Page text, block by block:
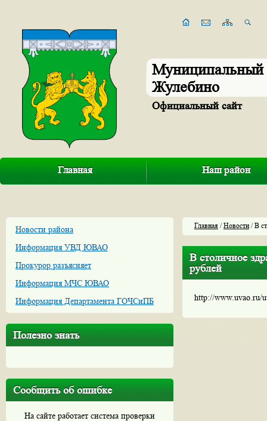
Муниципальный
Жулебино
Официальный сайт
Главная Наш район
Новости района
Информация УВД ЮВАО
Прокурор разъясняет
Информация МЧС ЮВАО
Информация Департамента ГОЧСиПБ
Полезно знать
Сообщить об ошибке
На сайте работает система проверки
Главная /Новости/ В
В столичное
рублей
http://www.uvao.ru/